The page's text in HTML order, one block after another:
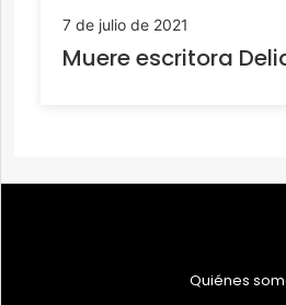
7 de julio de 2021
Muere escritora
Quiénes